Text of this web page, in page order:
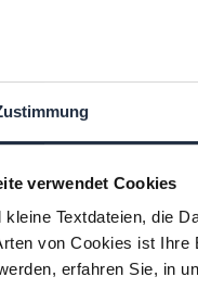
verwendet Cookies
kleine Textdateien, die
von Cookies ist
erfahren Sie, in